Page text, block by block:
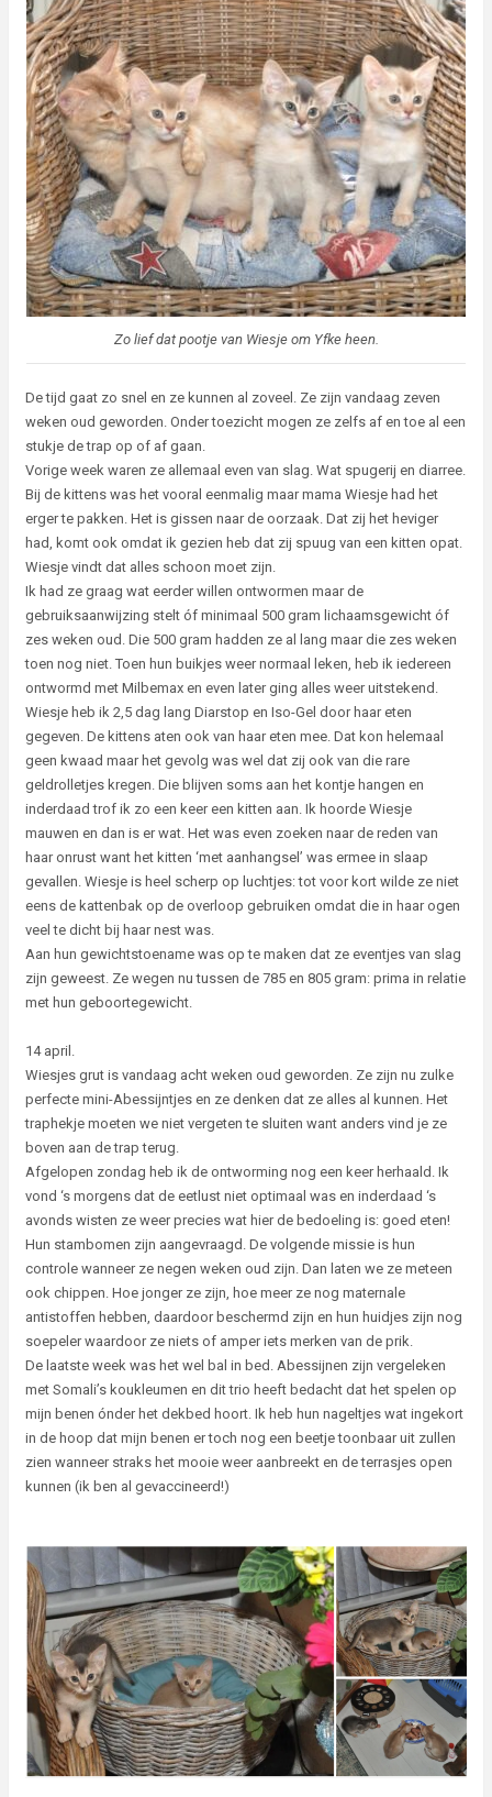
Zo lief dat pootje van Wiesje om Yfke heen.
De tijd gaat zo snel en ze kunnen al zoveel. Ze zijn vandaag zeven
weken oud geworden. Onder toezicht mogen ze zelfs af en toe al een
stukje de trap op of af gaan.
Vorige week waren ze allemaal even van slag. Wat spugerij en diarree.
Bij de kittens was het vooral eenmalig maar mama Wiesje had het
erger te pakken. Het is gissen naar de oorzaak. Dat zij het heviger
had, komt ook omdat ik gezien heb dat zij spuug van een kitten opat.
Wiesje vindt dat alles schoon moet zijn.
Ik had ze graag wat eerder willen ontwormen maar de
gebruiksaanwijzing stelt óf minimaal 500 gram lichaamsgewicht óf
zes weken oud. Die 500 gram hadden ze al lang maar die zes weken
toen nog niet. Toen hun buikjes weer normaal leken, heb ik iedereen
ontwormd met Milbemax en even later ging alles weer uitstekend.
Wiesje heb ik 2,5 dag lang Diarstop en Iso-Gel door haar eten
gegeven. De kittens aten ook van haar eten mee. Dat kon helemaal
geen kwaad maar het gevolg was wel dat zij ook van die rare
geldrolletjes kregen. Die blijven soms aan het kontje hangen en
inderdaad trof ik zo een keer een kitten aan. Ik hoorde Wiesje
mauwen en dan is er wat. Het was even zoeken naar de reden van
haar onrust want het kitten ‘met aanhangsel’ was ermee in slaap
gevallen. Wiesje is heel scherp op luchtjes: tot voor kort wilde ze niet
eens de kattenbak op de overloop gebruiken omdat die in haar ogen
veel te dicht bij haar nest was.
Aan hun gewichtstoename was op te maken dat ze eventjes van slag
zijn geweest. Ze wegen nu tussen de 785 en 805 gram: prima in relatie
met hun geboortegewicht.
14 april.
Wiesjes grut is vandaag acht weken oud geworden. Ze zijn nu zulke
perfecte mini-Abessijntjes en ze denken dat ze alles al kunnen. Het
traphekje moeten we niet vergeten te sluiten want anders vind je ze
boven aan de trap terug.
Afgelopen zondag heb ik de ontworming nog een keer herhaald. Ik
vond ‘s morgens dat de eetlust niet optimaal was en inderdaad ‘s
avonds wisten ze weer precies wat hier de bedoeling is: goed eten!
Hun stambomen zijn aangevraagd. De volgende missie is hun
controle wanneer ze negen weken oud zijn. Dan laten we ze meteen
ook chippen. Hoe jonger ze zijn, hoe meer ze nog maternale
antistoffen hebben, daardoor beschermd zijn en hun huidjes zijn nog
soepeler waardoor ze niets of amper iets merken van de prik.
De laatste week was het wel bal in bed. Abessijnen zijn vergeleken
met Somali’s koukleumen en dit trio heeft bedacht dat het spelen op
mijn benen ónder het dekbed hoort. Ik heb hun nageltjes wat ingekort
in de hoop dat mijn benen er toch nog een beetje toonbaar uit zullen
zien wanneer straks het mooie weer aanbreekt en de terrasjes open
kunnen (ik ben al gevaccineerd!)